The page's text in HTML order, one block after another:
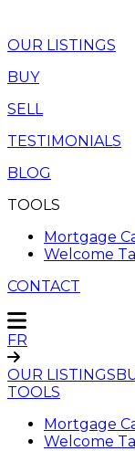
OUR LISTINGS
BUY
SELL
TESTIMONIALS
BLOG
TOOLS
Mortgage
Welcome
CONTACT
FR
OUR LISTINGS
TOOLS
Mortgage
Welcome